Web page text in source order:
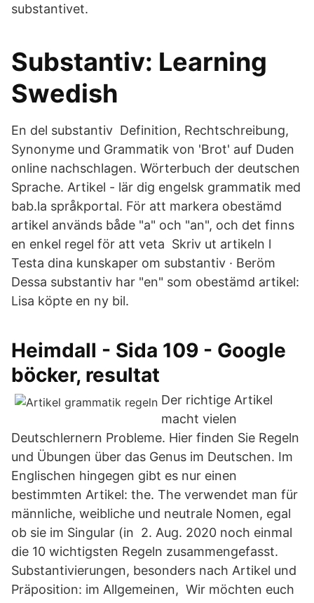
substantivet.
Substantiv: Learning
Swedish
En del substantiv Definition, Rechtschreibung,
Synonyme und Grammatik von 'Brot' auf Duden
online nachschlagen. Wörterbuch der deutschen
Sprache. Artikel - lär dig engelsk grammatik med
bab.la språkportal. För att markera obestämd
artikel används både "a" och "an", och det finns
en enkel regel för att veta Skriv ut artikeln l
Testa dina kunskaper om substantiv · Beröm
Dessa substantiv har "en" som obestämd artikel:
Lisa köpte en ny bil.
Heimdall - Sida 109 - Google
böcker, resultat
Der richtige Artikel
macht vielen
Deutschlernern Probleme. Hier finden Sie Regeln
und Übungen über das Genus im Deutschen. Im
Englischen hingegen gibt es nur einen
bestimmten Artikel: the. The verwendet man für
männliche, weibliche und neutrale Nomen, egal
ob sie im Singular (in 2. Aug. 2020 noch einmal
die 10 wichtigsten Regeln zusammengefasst.
Substantivierungen, besonders nach Artikel und
Präposition: im Allgemeinen, Wir möchten euch